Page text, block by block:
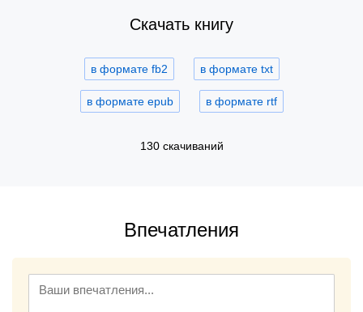
Скачать книгу
в формате fb2 в формате txt
в формате epub в формате rtf
130 скачиваний
Впечатления